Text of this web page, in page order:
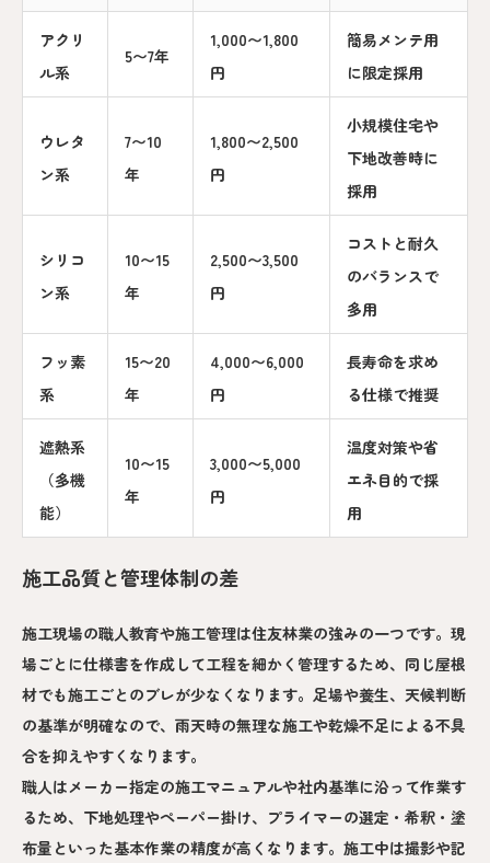
アクリ
ル系
5〜7年
1,000〜1,800
円
簡易メンテ用
に限定採用
ウレタ
ン系
7〜10
年
1,800〜2,500
円
小規模住宅や
下地改善時に
採用
シリコ
ン系
10〜15
年
2,500〜3,500
円
コストと耐久
のバランスで
多用
フッ素
系
15〜20
年
4,000〜6,000
円
長寿命を求め
る仕様で推奨
遮熱系
（多機
能）
10〜15
年
3,000〜5,000
円
温度対策や省
エネ目的で採
用
施工品質と管理体制の差
施工現場の職人教育や施工管理は住友林業の強みの一つです。現
場ごとに仕様書を作成して工程を細かく管理するため、同じ屋根
材でも施工ごとのブレが少なくなります。足場や養生、天候判断
の基準が明確なので、雨天時の無理な施工や乾燥不足による不具
合を抑えやすくなります。
職人はメーカー指定の施工マニュアルや社内基準に沿って作業す
るため、下地処理やペーパー掛け、プライマーの選定・希釈・塗
布量といった基本作業の精度が高くなります。施工中は撮影や記